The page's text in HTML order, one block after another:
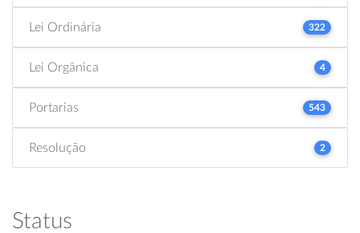
Lei Ordinária 322
Lei Orgânica 4
Portarias 543
Resolução 2
Status